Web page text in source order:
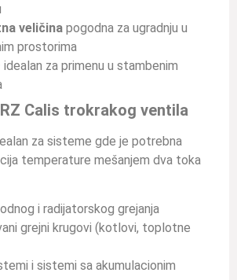
veličina pogodna za ugradnju u
prostorima
idealan za primenu u stambenim
Calis trokrakog ventila
za sisteme gde je potrebna
temperature mešanjem dva toka
i radijatorskog grejanja
grejni krugovi (kotlovi, toplotne
i sistemi sa akumulacionim